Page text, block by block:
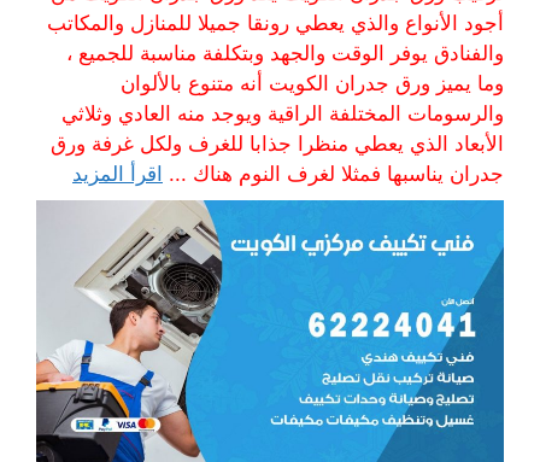
أجود الأنواع والذي يعطي رونقا جميلا للمنازل والمكاتب
والفنادق يوفر الوقت والجهد وبتكلفة مناسبة للجميع ،
وما يميز ورق جدران الكويت أنه متنوع بالألوان
والرسومات المختلفة الراقية ويوجد منه العادي وثلاثي
الأبعاد الذي يعطي منظرا جذابا للغرف ولكل غرفة ورق
جدران يناسبها فمثلا لغرف النوم هناك ... اقرأ المزيد